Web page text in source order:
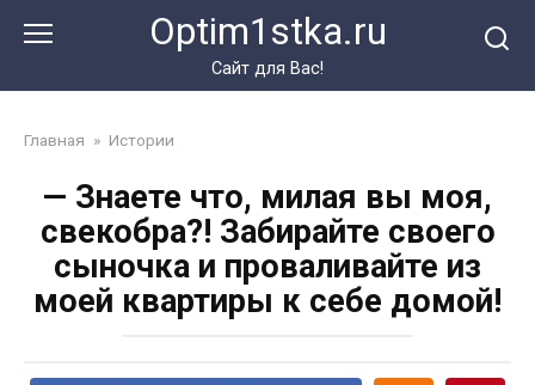
Optim1stka.ru
Сайт для Вас!
Главная » Истории
— Знаете что, милая вы моя,
свекобра?! Забирайте своего
сыночка и проваливайте из
моей квартиры к себе домой!